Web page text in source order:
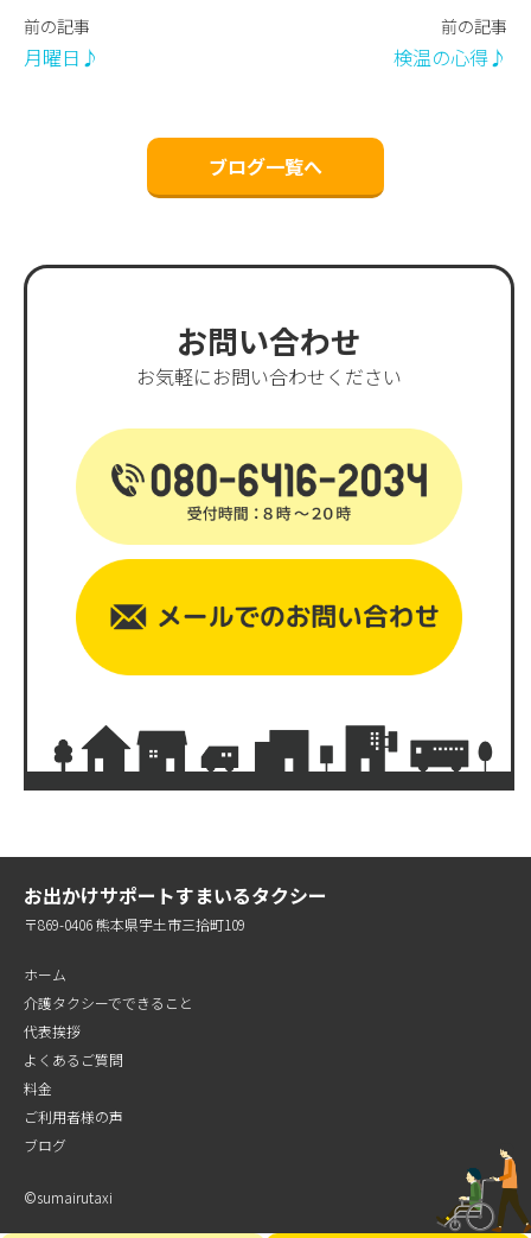
前の記事
月曜日♪
前の記事
検温の心得♪
ブログ一覧へ
お問い合わせ
お気軽にお問い合わせください
お出かけサポートすまいるタクシー
〒869-0406 熊本県宇土市三拾町109
ホーム
介護タクシーでできること
代表挨拶
よくあるご質問
料金
ご利用者様の声
ブログ
©︎sumairutaxi